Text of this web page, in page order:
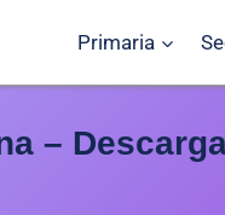
Primaria
–